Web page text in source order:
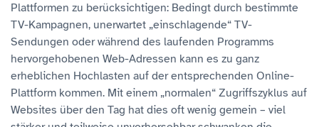
Plattformen zu berücksichtigen: Bedingt durch bestimmte
TV-Kampagnen, unerwartet „einschlagende“ TV-
Sendungen oder während des laufenden Programms
hervorgehobenen Web-Adressen kann es zu ganz
erheblichen Hochlasten auf der entsprechenden Online-
Plattform kommen. Mit einem „normalen“ Zugriffszyklus auf
Websites über den Tag hat dies oft wenig gemein – viel